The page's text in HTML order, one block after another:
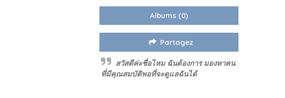
Albums (0)
Partagez
สวัสดีค่ะชื่อไหม ฉันต้องการ มองหาคน
ที่มีคุณสมบัติพอที่จะดูแลฉันได้